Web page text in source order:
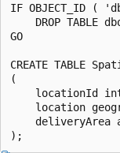
IF OBJECT_ID (
DROP TABLE
GO
CREATE TABLE
(
locationId
location
deliveryArea